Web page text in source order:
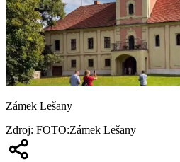
Zámek Lešany
Zdroj: FOTO:Zámek Lešany